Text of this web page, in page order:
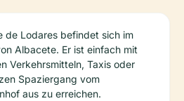
de Lodares befindet sich im
Albacete. Er ist einfach mit
Verkehrsmitteln, Taxis oder
Spaziergang vom
aus zu erreichen.